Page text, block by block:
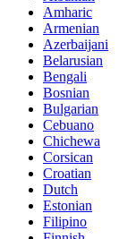
Amharic
Armenian
Azerbaijani
Belarusian
Bengali
Bosnian
Bulgarian
Cebuano
Chichewa
Corsican
Croatian
Dutch
Estonian
Filipino